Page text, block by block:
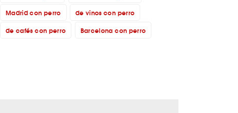
Madrid con perro
de vinos con perro
de cafés con perro
Barcelona con perro